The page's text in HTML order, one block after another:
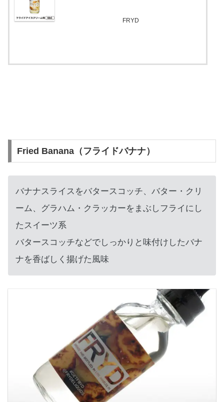
FRYD
Fried Banana（フライドバナナ）
バナナスライスをバタースコッチ、バター・クリ
ーム、グラハム・クラッカーをまぶしフライにし
たスイーツ系
バタースコッチなどでしっかりと味付けしたバナ
ナを香ばしく揚げた風味